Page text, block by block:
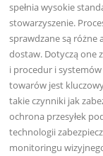
spełnia wysokie
stowarzyszenie.
sprawdzane są różne
dostaw. Dotyczą one
i procedur i
towarów jest
takie czynniki jak
ochrona przesyłek
technologii
monitoringu